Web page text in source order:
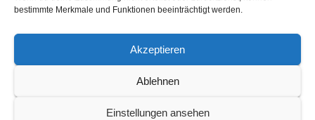
bestimmte Merkmale und Funktionen beeinträchtigt werden.
Akzeptieren
Ablehnen
Einstellungen ansehen
Datenschutzerklärung (pdf)